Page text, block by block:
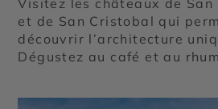
et de San Cristobal qui
découvrir l’architecture
Dégustez au café et au